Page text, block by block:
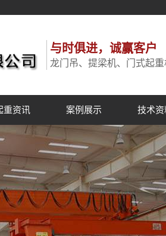
与时俱进，诚赢客户
龙门吊、提梁机、门式起
重资讯 案例展示 技术资